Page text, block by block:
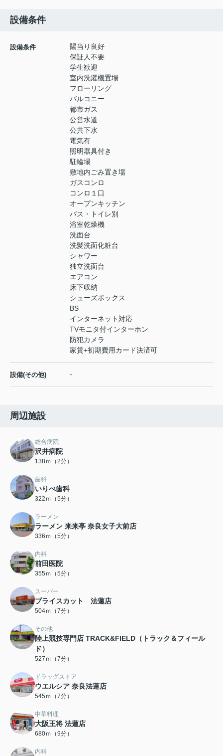
設備条件
設備条件
陽当り良好
保証人不要
学生歓迎
室内洗濯機置場
フローリング
バルコニー
都市ガス
公営水道
公共下水
電気有
照明器具付き
駐輪場
敷地内ごみ置き場
ガスコンロ
コンロ１口
オープンキッチン
バス・トイレ別
浴室乾燥機
洗面台
洗髪洗面化粧台
シャワー
独立洗面台
エアコン
床下収納
シューズボックス
BS
インターネット対応
TVモニタ付インターホン
防犯カメラ
家賃+初期費用カード決済可
設備(その他) -
周辺施設
総合病院
沢井病院
138ｍ（2分）
歯科
いりべ歯科
322ｍ（5分）
ラーメン
ラーメン 来来亭 奈良女子大前店
336ｍ（5分）
内科
前田医院
355ｍ（5分）
スーパー
プライスカット 法蓮店
504ｍ（7分）
その他
陸上競技専門店 TRACK&FIELD（トラック＆フィール
ド）
527ｍ（7分）
ドラッグストア
ウエルシア 奈良法蓮店
545ｍ（7分）
中華料理
大阪王将 法蓮店
680ｍ（9分）
内科